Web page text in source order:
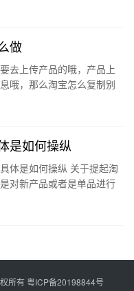
做
去上传产品的哦，产品上
哦，那么淘宝怎么复制别
是如何操纵
体是如何操纵 关于提起淘
对新产品或者是单品进行
所有粤ICP备20198844号